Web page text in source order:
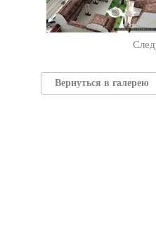
Вернуться в галерею